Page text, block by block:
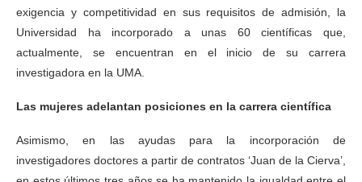
exigencia y competitividad en sus requisitos de admisión, la
Universidad ha incorporado a unas 60 científicas que,
actualmente, se encuentran en el inicio de su carrera
investigadora en la UMA.
Las mujeres adelantan posiciones en la carrera científica
Asimismo, en las ayudas para la incorporación de
investigadores doctores a partir de contratos ‘Juan de la Cierva’,